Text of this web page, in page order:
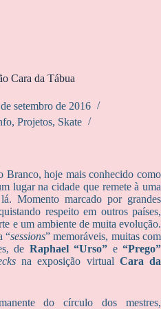
Cara da Tábua
setembro de 2016
, Projetos, Skate
Branco, hoje mais conhecido como
lugar na cidade que remete à uma
Momento marcado por grandes
respeito em outros países,
e um ambiente de muita evolução.
“sessions” memoráveis, muitas com
de Raphael “Urso” e“Prego”
na exposição virtual Cara da
do círculo dos mestres,